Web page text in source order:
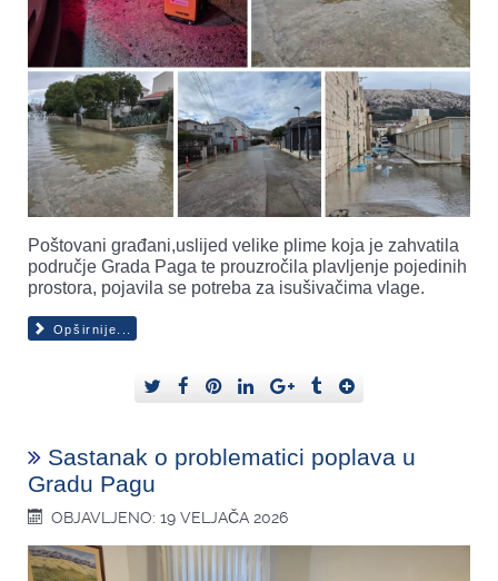
Poštovani građani,uslijed velike plime koja je zahvatila
područje Grada Paga te prouzročila plavljenje pojedinih
prostora, pojavila se potreba za isušivačima vlage.
Opširnije...
Sastanak o problematici poplava u
Gradu Pagu
OBJAVLJENO: 19 VELJAČA 2026